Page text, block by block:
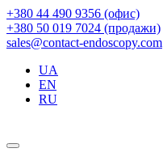
+380 44 490 9356 (офис)
+380 50 019 7024 (продажи)
sales@contact-endoscopy.com
UA
EN
RU